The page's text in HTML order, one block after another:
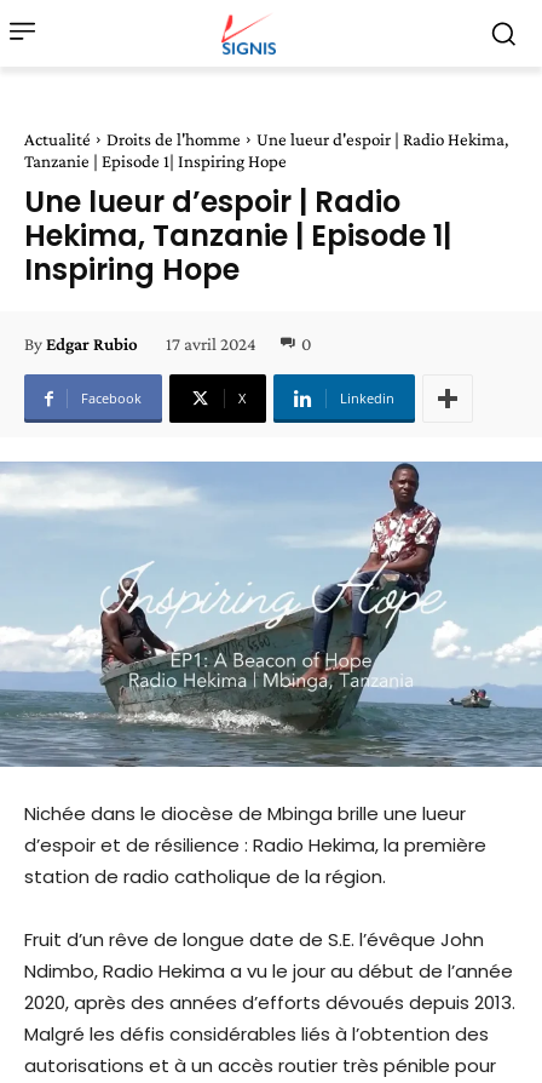
Actualité Droits de l'homme
Une lueur d'espoir | Radio Hekima,
Tanzanie | Episode 1| Inspiring Hope
Une lueur d’espoir | Radio
Hekima, Tanzanie | Episode 1|
Inspiring Hope
ByEdgar Rubio 17 avril 2024 0
Facebook X Linkedin
Nichée dans le diocèse de Mbinga brille une lueur
d’espoir et de résilience : Radio Hekima, la première
station de radio catholique de la région.
Fruit d’un rêve de longue date de S.E. l’évêque John
Ndimbo, Radio Hekima a vu le jour au début de l’année
2020, après des années d’efforts dévoués depuis 2013.
Malgré les défis considérables liés à l’obtention des
autorisations et à un accès routier très pénible pour